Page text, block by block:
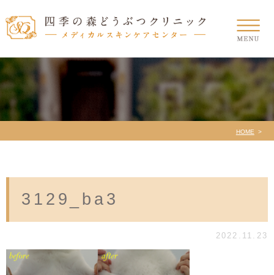
HOME
3129_ba3
2022.11.23